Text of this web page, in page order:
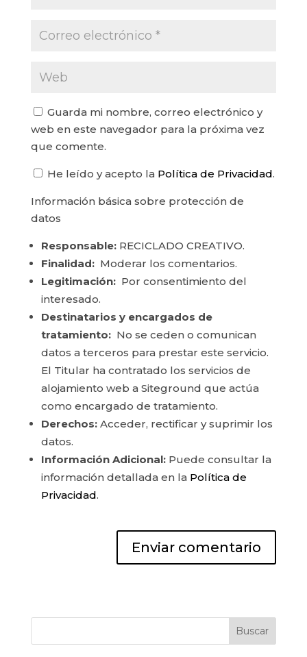
Guarda mi nombre, correo electrónico y
web en este navegador para la próxima vez
que comente.
He leído y acepto la Política de Privacidad.
Información básica sobre protección de
datos
Responsable:RECICLADO CREATIVO.
Finalidad:Moderar los comentarios.
Legitimación:Por consentimiento del
interesado.
Destinatarios y encargados de
tratamiento:No se ceden o comunican
datos a terceros para prestar este servicio.
El Titular ha contratado los servicios de
alojamiento web a Siteground que actúa
como encargado de tratamiento.
Derechos:Acceder, rectificar y suprimir los
datos.
Información Adicional:Puede consultar la
información detallada en la Política de
Privacidad.